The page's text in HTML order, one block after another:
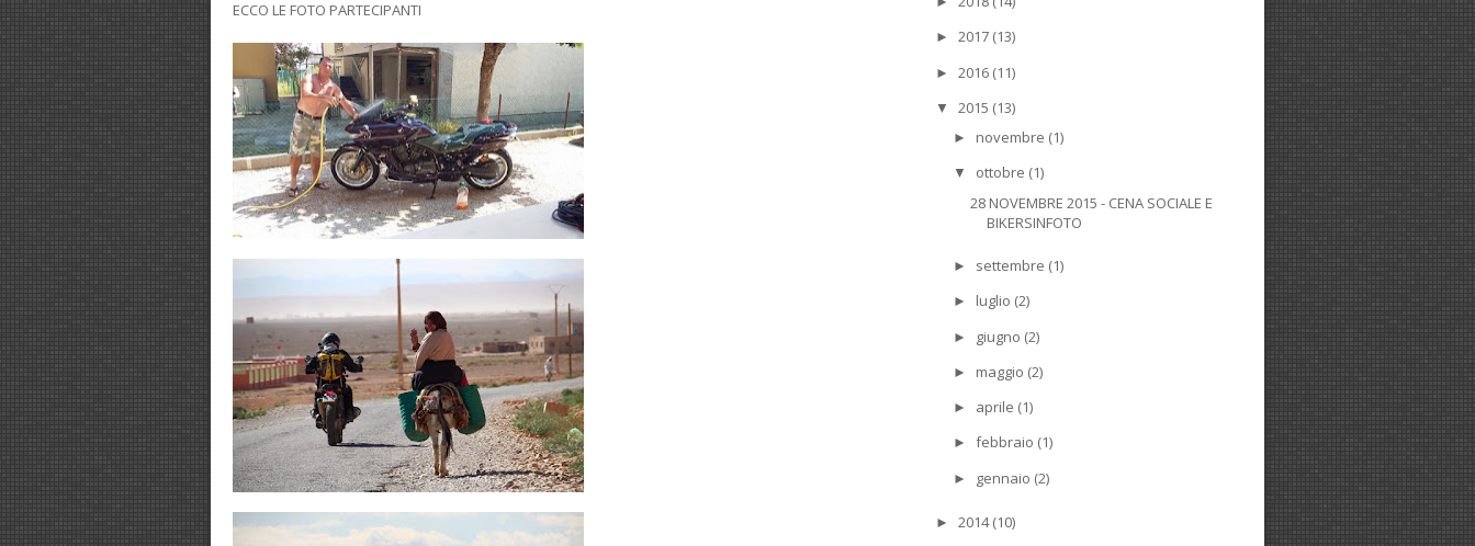
ECCO LE FOTO PARTECIPANTI
► 2017 (13)
► 2016 (11)
▼ 2015 (13)
► novembre (1)
▼ ottobre (1)
28 NOVEMBRE 2015 - CENA SOCIALE E
BIKERSINFOTO
► settembre (1)
► luglio (2)
► giugno (2)
► maggio (2)
► aprile (1)
► febbraio (1)
► gennaio (2)
► 2014(10)